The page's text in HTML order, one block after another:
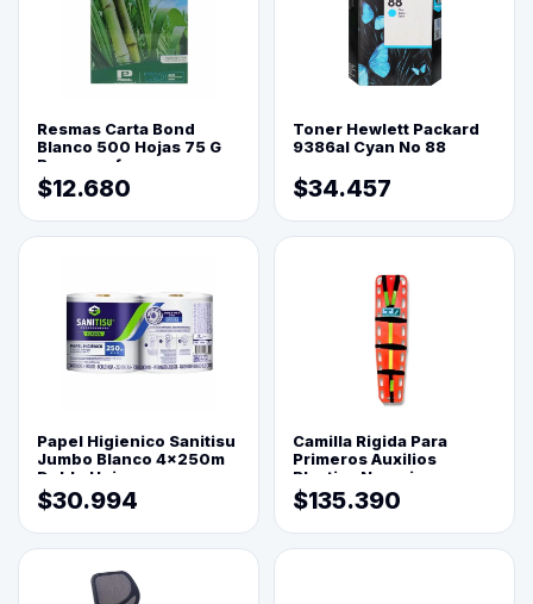
Resmas Carta Bond
Blanco 500 Hojas 75 G
Reprograf.
$12.680
Toner Hewlett Packard
9386al Cyan No 88
$34.457
Papel Higienico Sanitisu
Jumbo Blanco 4x250m
Doble Hoja
$30.994
Camilla Rigida Para
Primeros Auxilios
Plastica Naranja
$135.390